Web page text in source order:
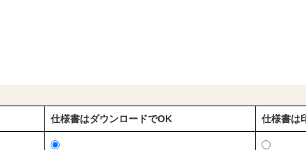
仕様書はダウンロードでOK 仕様書は